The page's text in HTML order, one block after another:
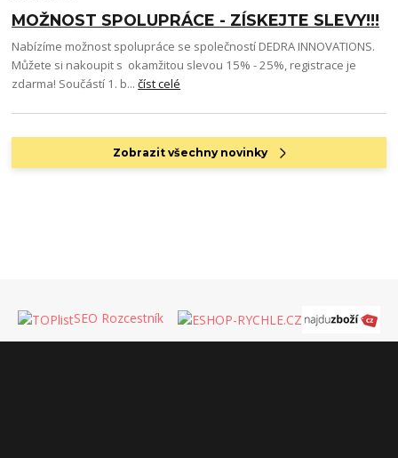
MOŽNOST SPOLUPRÁCE - ZÍSKEJTE SLEVY!!!
Nabízíme možnost spolupráce se společností DEDRA INNOVATIONS.
Můžete si nakoupit s okamžitou slevou 15% - 25%, registrace je
zdarma! Součástí 1. b...číst celé
Zobrazit všechny novinky
SEO Rozcestník